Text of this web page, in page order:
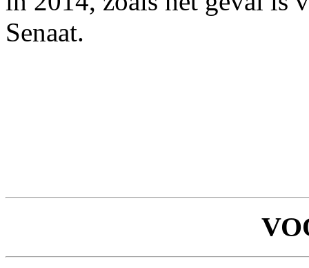
Senaat.